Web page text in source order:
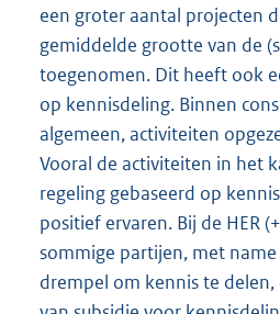
een groter aantal projecten
gemiddelde grootte van de
toegenomen. Dit heeft ook
op kennisdeling. Binnen
algemeen, activiteiten
Vooral de activiteiten in het
regeling gebaseerd op
positief ervaren. Bij de HER
sommige partijen, met name
drempel om kennis te